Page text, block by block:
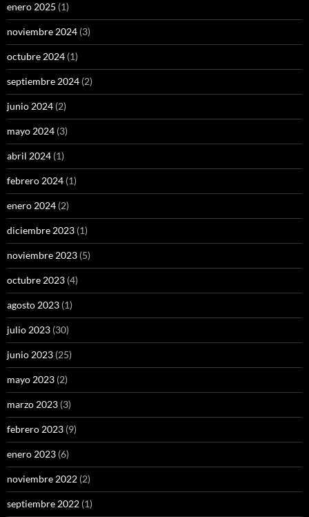
enero 2025 (1)
noviembre 2024 (3)
octubre 2024 (1)
septiembre 2024 (2)
junio 2024 (2)
mayo 2024 (3)
abril 2024 (1)
febrero 2024 (1)
enero 2024 (2)
diciembre 2023 (1)
noviembre 2023 (5)
octubre 2023 (4)
agosto 2023 (1)
julio 2023 (30)
junio 2023 (25)
mayo 2023 (2)
marzo 2023 (3)
febrero 2023 (9)
enero 2023 (6)
noviembre 2022 (2)
septiembre 2022 (1)